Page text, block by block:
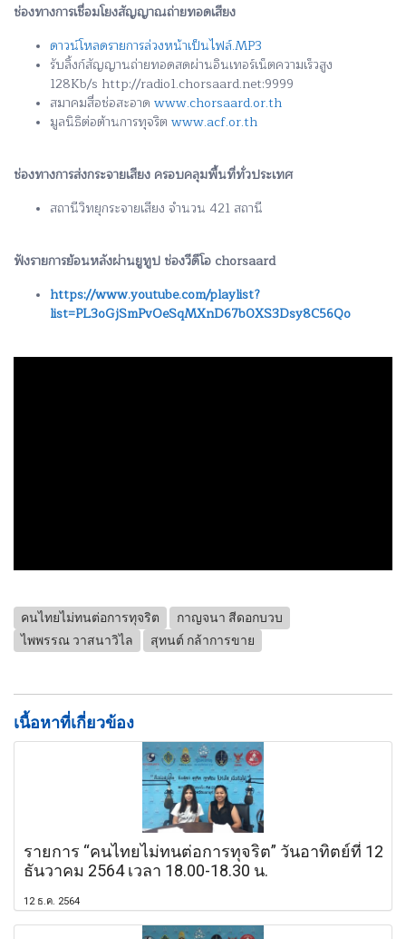
ช่องทางการเชื่อมโยงสัญญาณถ่ายทอดเสียง
ดาวน์โหลดรายการล่วงหน้าเป็นไฟล์.MP3
รับลิ้งก์สัญญานถ่ายทอดสดผ่านอินเทอร์เน็ตความเร็วสูง
128Kb/s http://radio1.chorsaard.net:9999
สมาคมสื่อช่อสะอาด www.chorsaard.or.th
มูลนิธิต่อต้านการทุจริต www.acf.or.th
ช่องทางการส่งกระจายเสียง ครอบคลุมพื้นที่ทั่วประเทศ
สถานีวิทยุกระจายเสียง จำนวน 421 สถานี
ฟังรายการย้อนหลังผ่านยูทูป ช่องวีดีโอ chorsaard
https://www.youtube.com/playlist?
list=PL3oGjSmPvOeSqMXnD67b0XS3Dsy8C56Qo
คนไทยไม่ทนต่อการทุจริต
กาญจนา สีดอกบวบ
ไพพรรณ วาสนาวิไล
สุทนต์ กล้าการขาย
เนื้อหาที่เกี่ยวข้อง
รายการ “คนไทยไม่ทนต่อการทุจริต” วันอาทิตย์ที่ 12
ธันวาคม 2564 เวลา 18.00-18.30 น.
12 ธ.ค. 2564